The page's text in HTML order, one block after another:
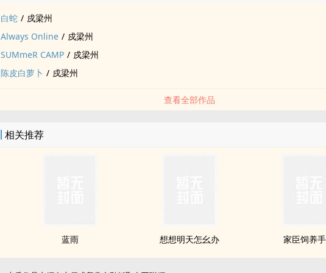
白蛇 / 戍梁州
Always Online / 戍梁州
SUMmeR CAMP / 戍梁州
陈皮白萝卜 / 戍梁州
查看全部作品
相关推荐
蓝雨 想想明天怎幺办 家臣饲养